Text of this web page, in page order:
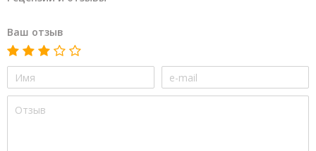
Ваш отзыв